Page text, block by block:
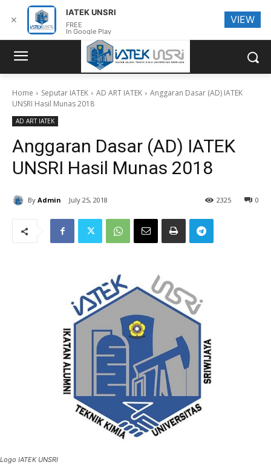
Home Seputar IATEK AD ART IATEK
Anggaran Dasar (AD) IATEK
UNSRI Hasil Munas 2018
AD ART IATEK
Anggaran Dasar (AD) IATEK
UNSRI Hasil Munas 2018
By Admin July 25, 2018 0
2325
Logo IATEK UNSRI
✕
IATEK UNSRI
FREE
In Google Play
VIEW